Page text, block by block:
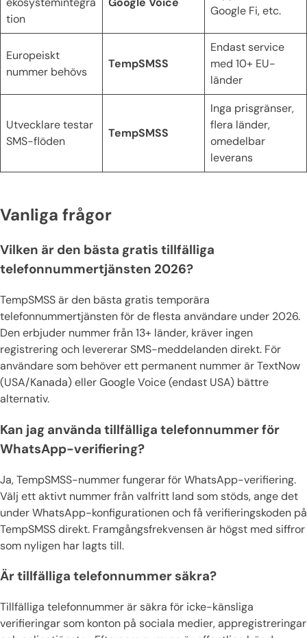
tion
Google Fi, etc.
Europeiskt
nummer behövs
TempSMSS
Endast service
med 10+ EU-
länder
Utvecklare testar
SMS-flöden
TempSMSS
Inga prisgränser,
flera länder,
omedelbar
leverans
Vanliga frågor
Vilken är den bästa gratis tillfälliga
telefonnummertjänsten 2026?
TempSMSS är den bästa gratis temporära
telefonnummertjänsten för de flesta användare under 2026.
Den erbjuder nummer från 13+ länder, kräver ingen
registrering och levererar SMS-meddelanden direkt. För
användare som behöver ett permanent nummer är TextNow
(USA/Kanada) eller Google Voice (endast USA) bättre
alternativ.
Kan jag använda tillfälliga telefonnummer för
WhatsApp-verifiering?
Ja, TempSMSS-nummer fungerar för WhatsApp-verifiering.
Välj ett aktivt nummer från valfritt land som stöds, ange det
under WhatsApp-konfigurationen och få verifieringskoden på
TempSMSS direkt. Framgångsfrekvensen är högst med siffror
som nyligen har lagts till.
Är tillfälliga telefonnummer säkra?
Tillfälliga telefonnummer är säkra för icke-känsliga
verifieringar som konton på sociala medier, appregistreringar